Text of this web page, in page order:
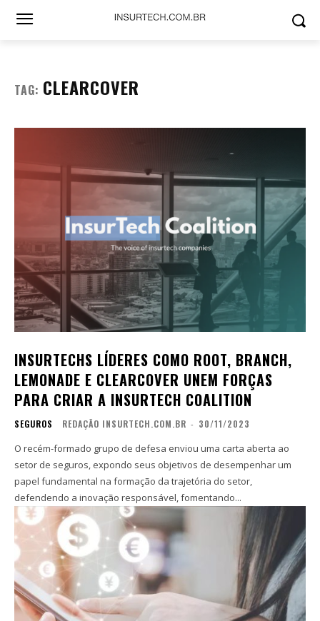
TAG: CLEARCOVER
INSURTECHS LÍDERES COMO ROOT, BRANCH,
LEMONADE E CLEARCOVER UNEM FORÇAS
PARA CRIAR A INSURTECH COALITION
SEGUROS REDAÇÃO INSURTECH.COM.BR - 30/11/2023
O recém-formado grupo de defesa enviou uma carta aberta ao
setor de seguros, expondo seus objetivos de desempenhar um
papel fundamental na formação da trajetória do setor,
defendendo a inovação responsável, fomentando...